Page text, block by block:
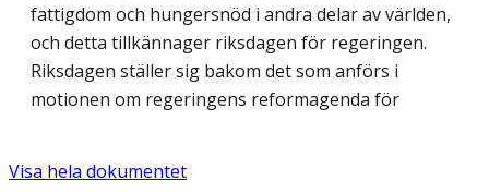
fattigdom och hungersnöd i andra delar av världen,
och detta tillkännager riksdagen för regeringen.
Riksdagen ställer sig bakom det som anförs i
motionen om regeringens reformagenda för
Visa hela dokumentet